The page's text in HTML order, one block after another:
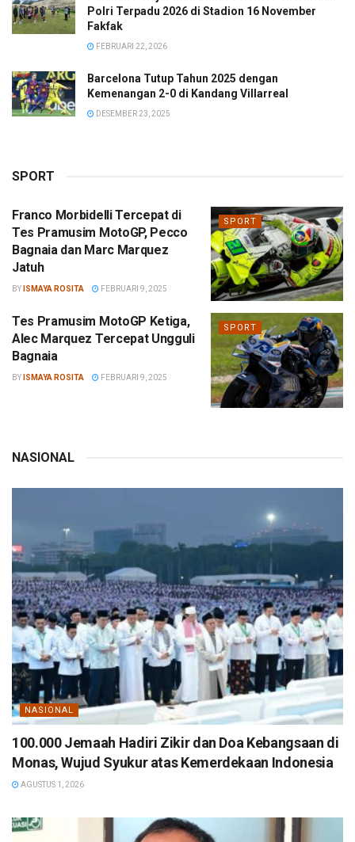
Polri Terpadu 2026 di Stadion 16 November
Fakfak
FEBRUARI 22, 2026
Barcelona Tutup Tahun 2025 dengan
Kemenangan 2-0 di Kandang Villarreal
DESEMBER 23, 2025
SPORT
SPORT
Franco Morbidelli Tercepat di
Tes Pramusim MotoGP, Pecco
Bagnaia dan Marc Marquez
Jatuh
BY ISMAYA ROSITA FEBRUARI 9, 2025
SPORT
Tes Pramusim MotoGP Ketiga,
Alec Marquez Tercepat Ungguli
Bagnaia
BY ISMAYA ROSITA FEBRUARI 9, 2025
NASIONAL
NASIONAL
100.000 Jemaah Hadiri Zikir dan Doa Kebangsaan di
Monas, Wujud Syukur atas Kemerdekaan Indonesia
AGUSTUS 1, 2026